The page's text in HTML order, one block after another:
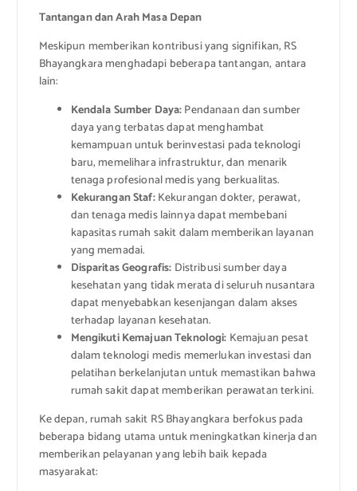
Tantangan dan Arah Masa Depan
Meskipun memberikan kontribusi yang signifikan, RS
Bhayangkara menghadapi beberapa tantangan, antara
lain:
Kendala Sumber Daya:Pendanaan dan sumber
daya yang terbatas dapat menghambat
kemampuan untuk berinvestasi pada teknologi
baru, memelihara infrastruktur, dan menarik
tenaga profesional medis yang berkualitas.
Kekurangan Staf:Kekurangan dokter, perawat,
dan tenaga medis lainnya dapat membebani
kapasitas rumah sakit dalam memberikan layanan
yang memadai.
Disparitas Geografis: Distribusi sumber daya
kesehatan yang tidak merata di seluruh nusantara
dapat menyebabkan kesenjangan dalam akses
terhadap layanan kesehatan.
Mengikuti Kemajuan Teknologi: Kemajuan pesat
dalam teknologi medis memerlukan investasi dan
pelatihan berkelanjutan untuk memastikan bahwa
rumah sakit dapat memberikan perawatan terkini.
Ke depan, rumah sakit RS Bhayangkara berfokus pada
beberapa bidang utama untuk meningkatkan kinerja dan
memberikan pelayanan yang lebih baik kepada
masyarakat: